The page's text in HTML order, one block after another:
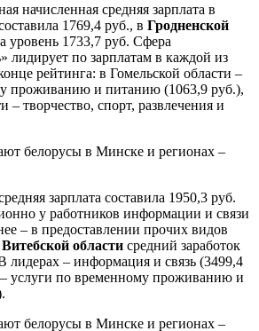
начисленная средняя зарплата в
1769,4 руб., в Гродненской
уровень 1733,7 руб. Сфера
лидирует по зарплатам в каждой из
рейтинга: в Гомельской области –
проживанию и питанию (1063,9 руб.),
– творчество, спорт, развлечения и
зарплата составила 1950,3 руб.
у работников информации и связи
– в предоставлении прочих видов
Витебской области средний заработок
лидерах – информация и связь (3499,4
услуги по временному проживанию и